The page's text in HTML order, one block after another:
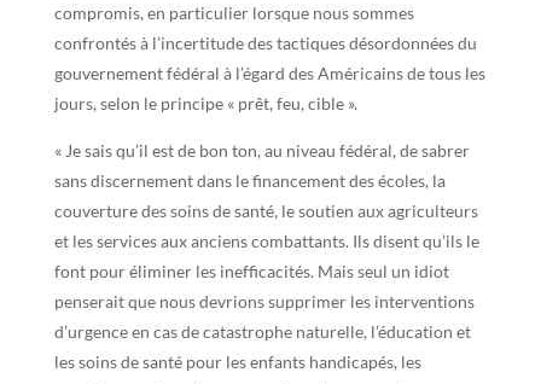
compromis, en particulier lorsque nous sommes
confrontés à l’incertitude des tactiques désordonnées du
gouvernement fédéral à l’égard des Américains de tous les
jours, selon le principe « prêt, feu, cible ».
« Je sais qu’il est de bon ton, au niveau fédéral, de sabrer
sans discernement dans le financement des écoles, la
couverture des soins de santé, le soutien aux agriculteurs
et les services aux anciens combattants. Ils disent qu’ils le
font pour éliminer les inefficacités. Mais seul un idiot
penserait que nous devrions supprimer les interventions
d’urgence en cas de catastrophe naturelle, l’éducation et
les soins de santé pour les enfants handicapés, les